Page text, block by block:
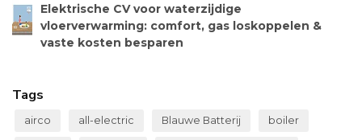
Elektrische CV voor waterzijdige
vloerverwarming: comfort, gas loskoppelen &
vaste kosten besparen
Tags
airco all-electric Blauwe Batterij boiler